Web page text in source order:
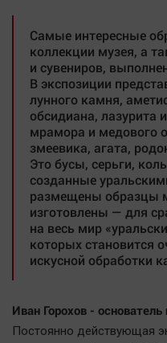
Самые интересные
коллекции музея, а
и сувениров,
В экспозиции
лунного камня,
обсидиана, лазурита
мрамора и медового
змеевика, агата,
Это бусы, серьги,
созданные
размещены образцы
изготовлены — для
на весь мир
которых становится
искусной обработки
Иван Горохов -
Постоянно действующая